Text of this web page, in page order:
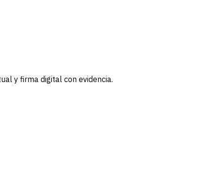
y firma digital con evidencia.